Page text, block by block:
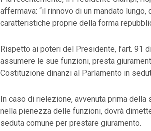
affermava: “il rinnovo di un mandato
caratteristiche proprie della forma
Rispetto ai poteri del Presidente, l’art. 91
assumere le sue funzioni, presta
Costituzione dinanzi al Parlamento in
In caso di rielezione, avvenuta prima
nella pienezza delle funzioni, dovrà
seduta comune per prestare giuramento.